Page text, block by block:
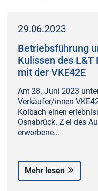
29.06.2023
Betriebsführung
Kulissen des L&T
mit der VKE42E
Am 28. Juni 2023
Verkäufer/innen
Kolbach einen
Osnabrück. Ziel des
erworbene…
Mehr lesen